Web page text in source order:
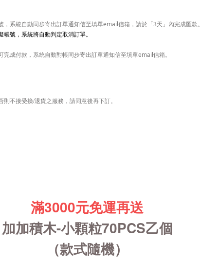
系統自動同步寄出訂單通知信至填單email信箱，請於「3天」內完成匯款。
號，系統將自動判定取消訂單。
成付款，系統自動對帳同步寄出訂單通知信至填單email信箱。
不接受換/退貨之服務，請同意後再下訂。
滿3000元免運再送
加加積木-小顆粒70PCS乙個
（款式隨機）